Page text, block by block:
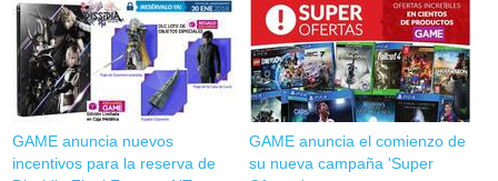
GAME anuncia nuevos
incentivos para la reserva de
GAME anuncia el comienzo de
su nueva campaña 'Super